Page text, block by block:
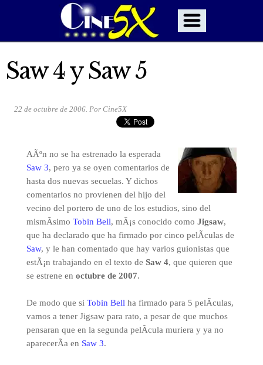
Saw 4 y Saw 5
22 de octubre de 2006. Por Cine5X
AÃºn no se ha estrenado la esperada
Saw 3, pero ya se oyen comentarios de
hasta dos nuevas secuelas. Y dichos
comentarios no provienen del hijo del
vecino del portero de uno de los estudios, sino del
mismÃ­simo Tobin Bell, mÃ¡s conocido como Jigsaw,
que ha declarado que ha firmado por cinco pelÃ­culas de
Saw, y le han comentado que hay varios guionistas que
estÃ¡n trabajando en el texto de Saw 4, que quieren que
se estrene en octubre de 2007.
De modo que si Tobin Bell ha firmado para 5 pelÃ­culas,
vamos a tener Jigsaw para rato, a pesar de que muchos
pensaran que en la segunda pelÃ­cula muriera y ya no
aparecerÃ­a en Saw 3.